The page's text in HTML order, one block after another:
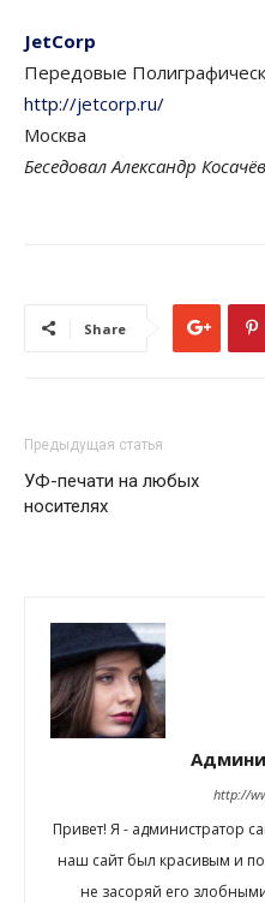
JetCorp
Передовые
http://jetcorp.ru/
Москва
Беседовал Александр Косачёв
Share
Предыдущая статья
УФ-печати на любых
носителях
http://
Привет! Я - администратор
наш сайт был красивым и
не засоряй его